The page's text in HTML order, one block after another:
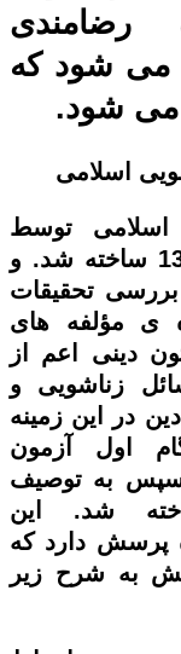
رضامندی
می شود که
می شود.
اسلامی
اسلامی توسط
جدیری و جان بزرگی در سال 1388 ساخته شد. و
بررسی تحقیقات
ی مؤلفه های
دینی اعم از
زناشویی و
در این زمینه
اول آزمون
سپس به توصیف
شد. این
پرسش دارد كه
به شرح زير